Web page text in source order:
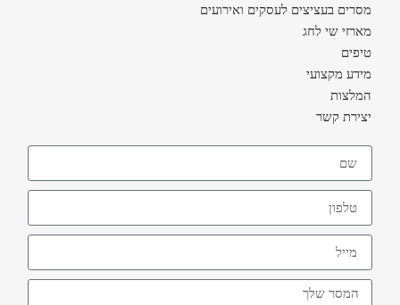
מסרים בעציצים לעסקים ואירועים
מארזי שי לחג
טיפים
מידע מקצועי
המלצות
יצירת קשר